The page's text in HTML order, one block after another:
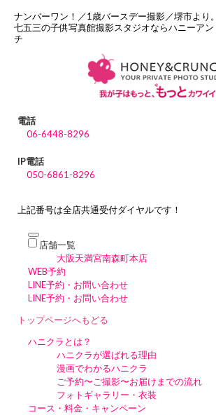
ナンバーワン！／1歳バースデー撮影／堺市より
七五三の子供写真館撮影スタジオならハニーアン
チ
電話
06-6448-8296
IP電話
050-6861-8296
上記番号は全店共通受付ダイヤルです！
店舗一覧
大阪天満宮南森町本店
WEB予約
LINE予約・お問い合わせ
LINE予約・お問い合わせ
トップページへもどる
ハニクラとは？
ハニクラが選ばれる理由
漫画でわかるハニクラ
ご予約〜ご撮影〜お届けまでの流れ
フォトギャラリー・衣装
コース・料金・キャンペーン